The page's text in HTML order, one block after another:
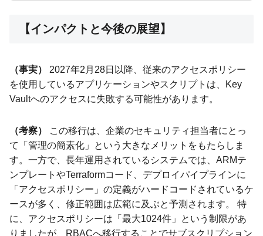
【インパクトと今後の展望】
（事実）
2027年2月28日以降、従来のアクセスポリシー
を使用しているアプリケーションやスクリプトは、Key
Vaultへのアクセスに失敗する可能性があります。
（考察）
この移行は、企業のセキュリティ担当者にとっ
て「管理の簡素化」という大きなメリットをもたらしま
す。一方で、長年運用されているシステムでは、ARMテ
ンプレートやTerraformコード、デプロイパイプラインに
「アクセスポリシー」の定義がハードコードされているケ
ースが多く、修正範囲は広範に及ぶと予測されます。 特
に、アクセスポリシーは「最大1024件」という制限があ
りましたが、RBACへ移行することでサブスクリプション